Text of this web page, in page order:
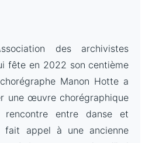
des archivistes
fête en 2022 son centième
Manon Hotte a
une œuvre chorégraphique
entre danse et
fait appel à une ancienne